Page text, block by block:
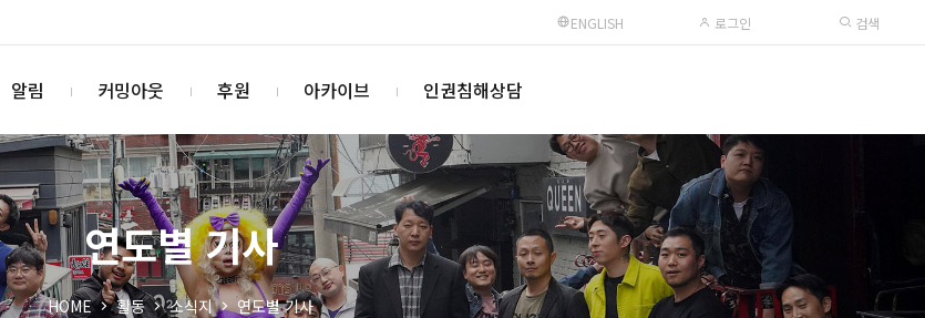
ENGLISH 로그인 검색
알림 커밍아웃 후원 아카이브 인권침해상담
연도별 기사
HOME 활동 소식지 연도별 기사